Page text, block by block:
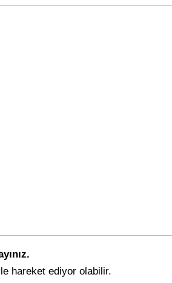
hareket ediyor olabilir.